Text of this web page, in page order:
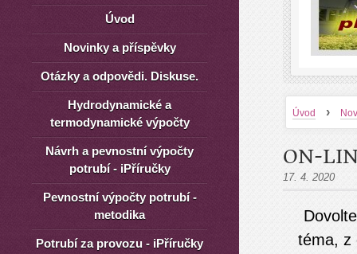
Úvod ›
ON-
17. 4. 2020
téma, z
Úvod
Novinky a příspěvky
Otázky a odpovědi. Diskuse.
Hydrodynamické a
termodynamické výpočty
Návrh a pevnostní výpočty
potrubí - iPříručky
Pevnostní výpočty potrubí -
metodika
Potrubí za provozu - iPříručky